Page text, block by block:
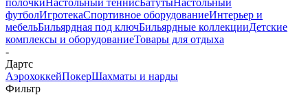
футболИгротекаСпортивное оборудованиеИнтерьер и
мебельБильярдная под ключБильярдные коллекцииДетские
комплексы и оборудованиеТовары для отдыха
-
Дартс
АэрохоккейПокерШахматы и нарды
Фильтр